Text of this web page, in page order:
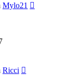
Mylo21
Ricci